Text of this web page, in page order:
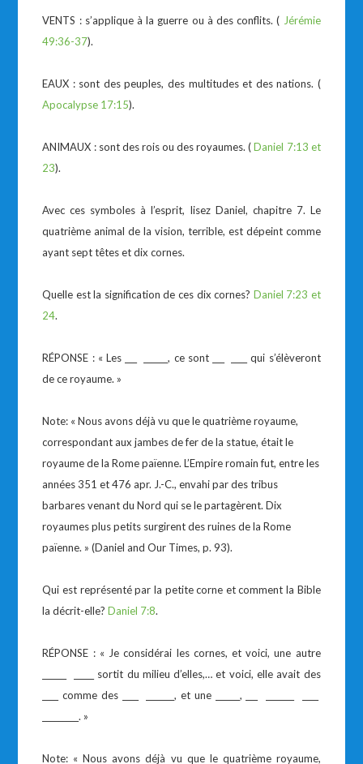
VENTS : s’applique à la guerre ou à des conflits. ( Jérémie
49:36-37).
EAUX : sont des peuples, des multitudes et des nations. (
Apocalypse 17:15).
ANIMAUX : sont des rois ou des royaumes. (Daniel 7:13 et
23).
Avec ces symboles à l’esprit, lisez Daniel, chapitre 7. Le
quatrième animal de la vision, terrible, est dépeint comme
ayant sept têtes et dix cornes.
Quelle est la signification de ces dix cornes? Daniel 7:23 et
24.
RÉPONSE : « Les ___ ______, ce sont ___ ____ qui s’élèveront
de ce royaume. »
Note: « Nous avons déjà vu que le quatrième royaume,
correspondant aux jambes de fer de la statue, était le
royaume de la Rome païenne. L’Empire romain fut, entre les
années 351 et 476 apr. J.-C., envahi par des tribus
barbares venant du Nord qui se le partagèrent. Dix
royaumes plus petits surgirent des ruines de la Rome
païenne. » (Daniel and Our Times, p. 93).
Qui est représenté par la petite corne et comment la Bible
la décrit-elle?Daniel 7:8.
RÉPONSE : « Je considérai les cornes, et voici, une autre
______ _____ sortit du milieu d’elles,… et voici, elle avait des
____ comme des ____ _______, et une ______, ___ _______ ____
_________. »
Note: « Nous avons déjà vu que le quatrième royaume,